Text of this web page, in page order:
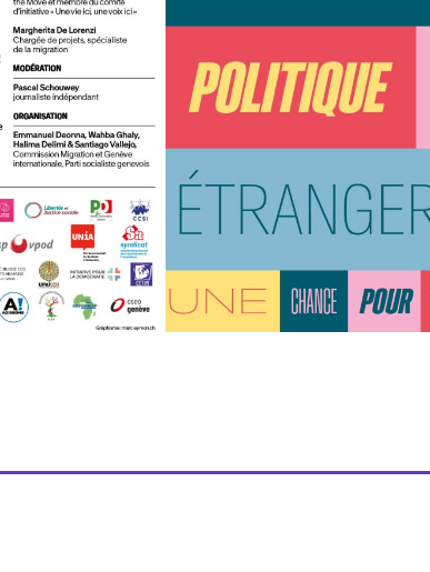
Espagne
Guatemala
Haïti
Madagascar
Nigeria
Palestine